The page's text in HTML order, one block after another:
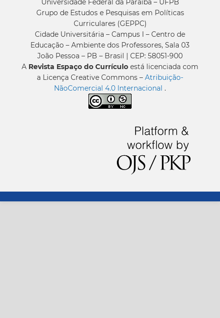
Universidade Federal da Paraíba – UFPB
Grupo de Estudos e Pesquisas em Políticas
Curriculares (GEPPC)
Cidade Universitária – Campus I – Centro de
Educação – Ambiente dos Professores, Sala 03
João Pessoa – PB – Brasil | CEP: 58051-900
A Revista Espaço do Currículo está licenciada com
a Licença Creative Commons – Atribuição-
NãoComercial 4.0 Internacional .